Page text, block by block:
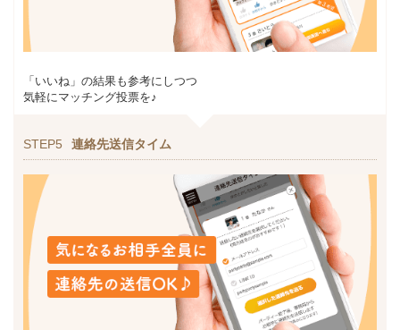
「いいね」の結果も参考にしつつ
気軽にマッチング投票を♪
STEP5 連絡先送信タイム